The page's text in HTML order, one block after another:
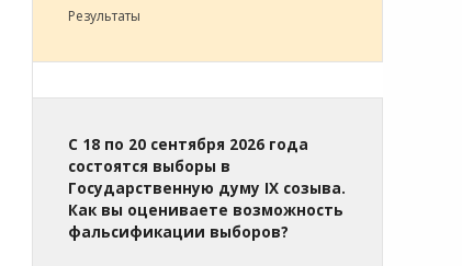
Результаты
С 18 по 20 сентября 2026 года
состоятся выборы в
Государственную думу IX созыва.
Как вы оцениваете возможность
фальсификации выборов?